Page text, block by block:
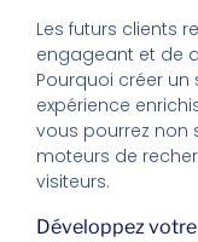
Les futurs clients
engageant et de
Pourquoi créer un
expérience
vous pourrez non
moteurs de
visiteurs.
Développez